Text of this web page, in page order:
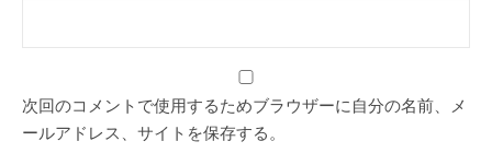
次回のコメントで使用するためブラウザーに自分の名前、メ
ールアドレス、サイトを保存する。